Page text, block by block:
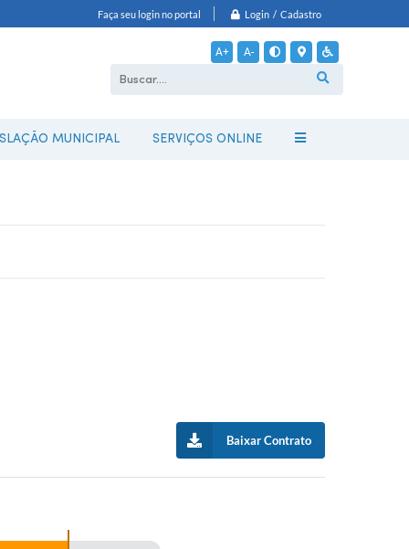
Faça seu login no portal Login / Cadastro
A+ A-
MUNICIPAL SERVIÇOS ONLINE
Baixar Contrato